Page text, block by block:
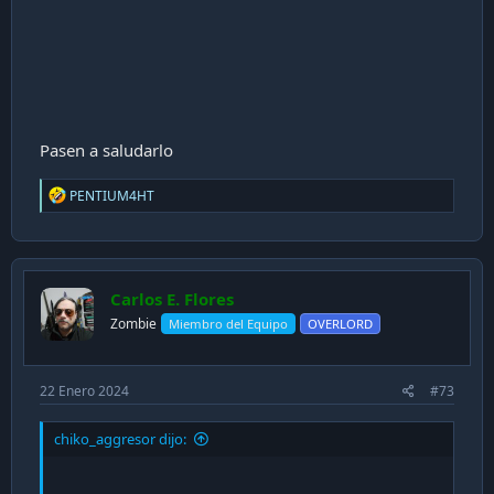
Pasen a saludarlo
R
e
c
t
o
n
s
PENTIUM4HT
Carlos E. Flores
Zombie Miembro del Equipo OVERLORD
22 Enero 2024 #73
chiko_aggresor dijo: